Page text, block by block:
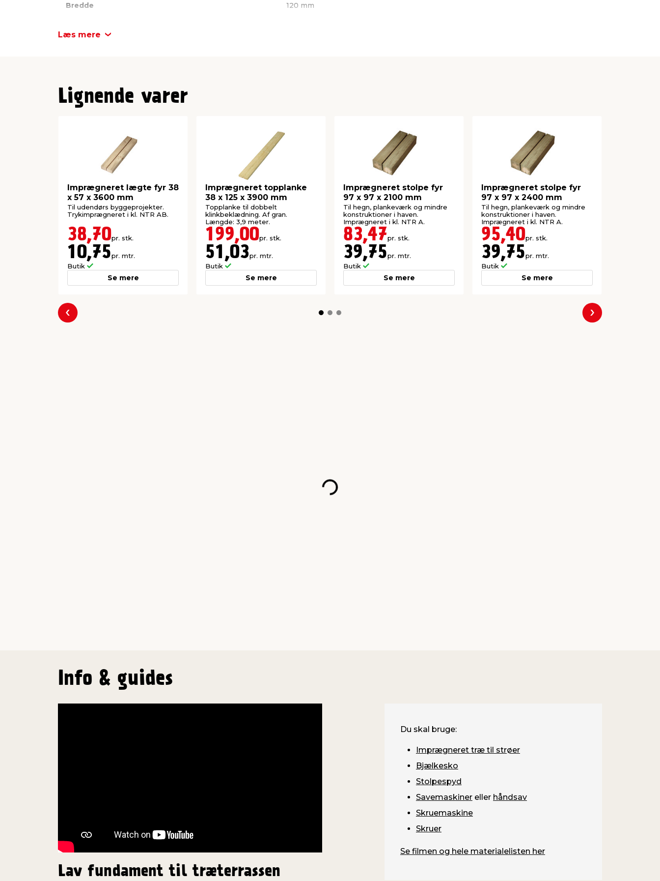
Behandling: Trykimprægneret (NTR AB)
Længde: 3600 mm
Bredde 120 mm
Læs mere
Lignende varer
Imprægneret lægte fyr 38
x 57 x 3600 mm
Til udendørs byggeprojekter.
Trykimprægneret i kl. NTR AB.
38,70pr. stk.
10,75pr. mtr.
Butik
Se mere
Imprægneret topplanke
38 x 125 x 3900 mm
Topplanke til dobbelt
klinkbeklædning. Af gran.
Længde: 3,9 meter.
199,00pr. stk.
51,03pr. mtr.
Butik
Se mere
Imprægneret stolpe fyr
97 x 97 x 2100 mm
Til hegn, plankeværk og mindre
konstruktioner i haven.
Imprægneret i kl. NTR A.
83,47pr. stk.
39,75pr. mtr.
Butik
Se mere
Imprægneret stolpe fyr
97 x 97 x 2400 mm
Til hegn, plankeværk og mindre
konstruktioner i haven.
Imprægneret i kl. NTR A.
95,40pr. stk.
39,75pr. mtr.
Butik
Se mere
Forrige Næste
Info & guides
Lav fundament til træterrassen
Du skal bruge:
Imprægneret træ til strøer
Bjælkesko
Stolpespyd
Savemaskiner eller håndsav
Skruemaskine
Skruer
Se filmen og hele materialelisten her